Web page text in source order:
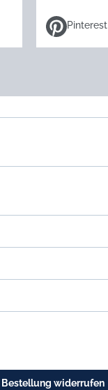
Pinterest
Bestellung widerrufen